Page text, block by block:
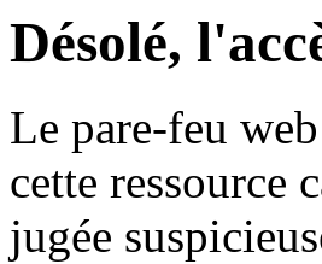
Désolé,
Le pare-feu
cette ressource
jugée